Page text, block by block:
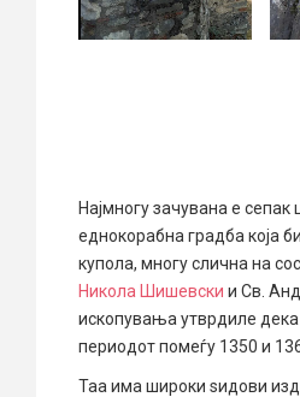
Најмногу зачувана е сепак
еднокорабна градба која
купола, многу слична на
Никола Шишевски и Св.
ископувања утврдиле дека
периодот помеѓу 1350 и
Таа има широки ѕидови